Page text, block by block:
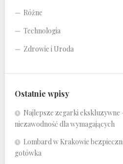
Różne
Technologia
Zdrowie i Uroda
Ostatnie wpisy
Najlepsze zegarki ekskluzywne
niezawodność dla wymagających
Lombard w Krakowie
gotówka